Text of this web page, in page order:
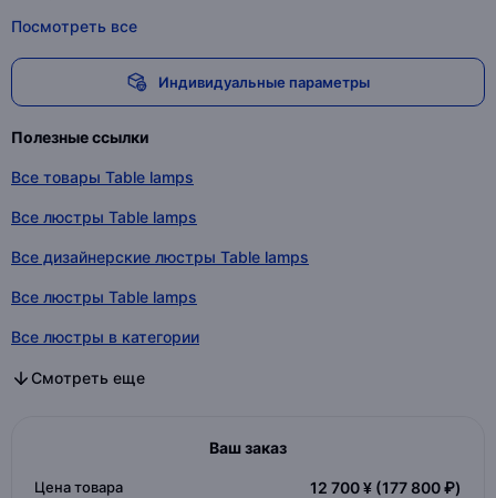
Посмотреть все
Индивидуальные параметры
Полезные ссылки
Все товары Table lamps
Все люстры Table lamps
Все дизайнерские люстры Table lamps
Все люстры Table lamps
Все люстры в категории
Все дизайнерские люстры в категории
Все люстры в категории
Смотреть еще
Ваш заказ
Цена товара 12 700 ¥ (177 800 ₽)